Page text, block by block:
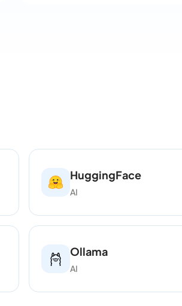
HuggingFace
AI
Ollama
AI